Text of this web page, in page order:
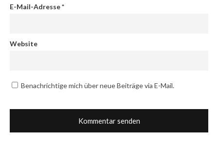
E-Mail-Adresse*
Website
Benachrichtige mich über neue Beiträge via E-Mail.